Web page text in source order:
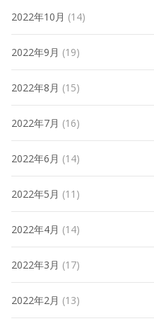
2022年10月 (14)
2022年9月 (19)
2022年8月 (15)
2022年7月 (16)
2022年6月 (14)
2022年5月 (11)
2022年4月 (14)
2022年3月 (17)
2022年2月 (13)